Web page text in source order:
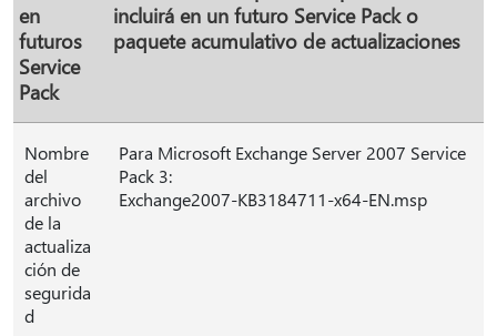
en
futuros
Service
Pack
incluirá en un futuro Service Pack o
paquete acumulativo de actualizaciones
Nombre
del
archivo
de la
actualiza
ción de
segurida
d
Para Microsoft Exchange Server 2007 Service
Pack 3:
Exchange2007-KB3184711-x64-EN.msp